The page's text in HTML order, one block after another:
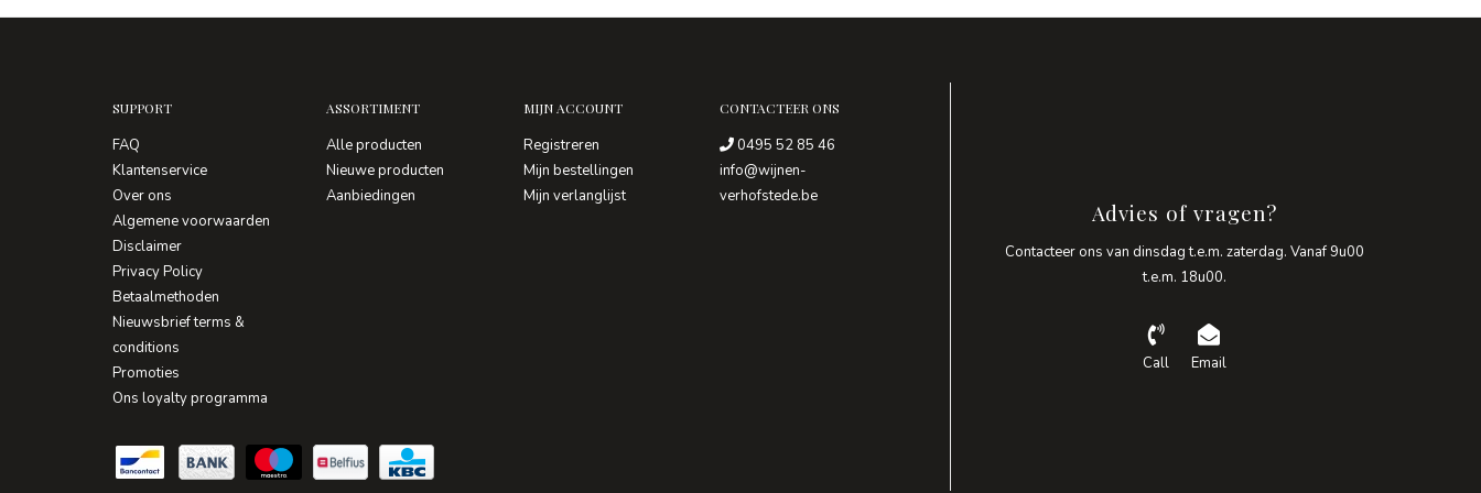
SUPPORT
FAQ
Klantenservice
Over ons
Algemene voorwaarden
Disclaimer
Privacy Policy
Betaalmethoden
Nieuwsbrief terms &
conditions
Promoties
Ons loyalty programma
ASSORTIMENT
Alle producten
Nieuwe producten
Aanbiedingen
MIJN ACCOUNT
Registreren
Mijn bestellingen
Mijn verlanglijst
CONTACTEER ONS
0495 52 85 46
info@wijnen-
verhofstede.be
Advies of vragen?
Contacteer ons van dinsdag t.e.m. zaterdag. Vanaf 9u00
t.e.m. 18u00.
Call Email